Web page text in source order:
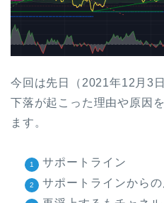
今回は先日（2021年12月3
下落が起こった理由や原因
ます。
サポートライン
サポートラインからの